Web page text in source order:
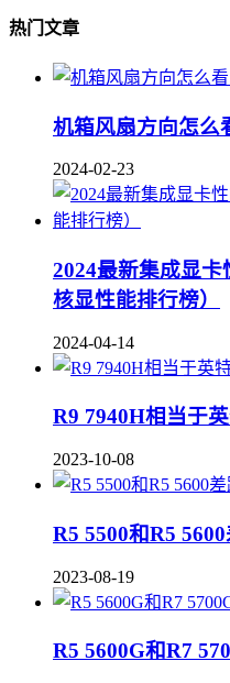
热门文章
机箱风扇方向怎么
2024-02-23
2024最新集成显
核显性能排行榜）
2024-04-14
R9 7940H相当于
2023-10-08
R5 5500和R5
2023-08-19
R5 5600G和R7